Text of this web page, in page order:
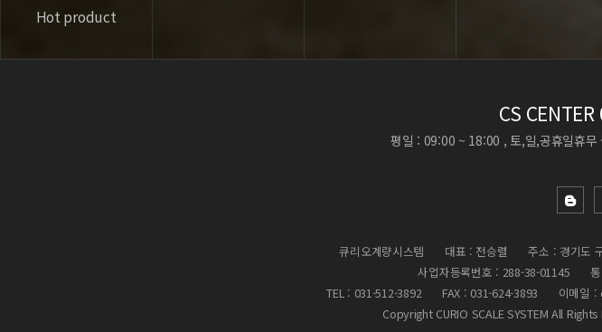
Hot product
CS CENTER
평일 : 09:00 ~ 18:00 , 토,일,공휴일휴무
큐리오계량시스템 대표 : 전승렬
주소 : 경기도
사업자등록번호 : 288-38-01145
TEL : 031-512-3892
FAX : 031-624-3893 이메일
Copyright CURIO SCALE SYSTEM All